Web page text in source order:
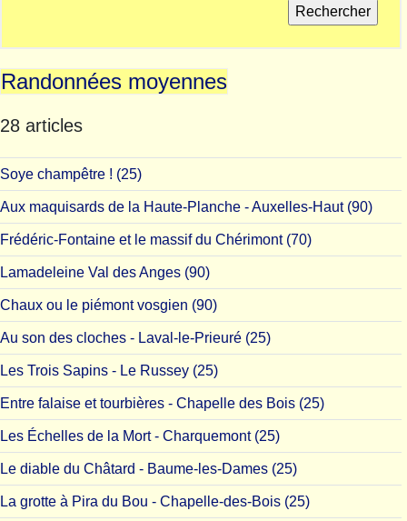
Randonnées moyennes
28 articles
Soye champêtre ! (25)
Aux maquisards de la Haute-Planche - Auxelles-Haut (90)
Frédéric-Fontaine et le massif du Chérimont (70)
Lamadeleine Val des Anges (90)
Chaux ou le piémont vosgien (90)
Au son des cloches - Laval-le-Prieuré (25)
Les Trois Sapins - Le Russey (25)
Entre falaise et tourbières - Chapelle des Bois (25)
Les Échelles de la Mort - Charquemont (25)
Le diable du Châtard - Baume-les-Dames (25)
La grotte à Pira du Bou - Chapelle-des-Bois (25)